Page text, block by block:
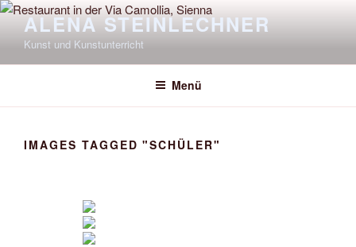
Zum
Inhalt
springen
ALENA STEINLECHNER
Kunst und Kunstunterricht
Menü
IMAGES TAGGED "SCHÜLER"